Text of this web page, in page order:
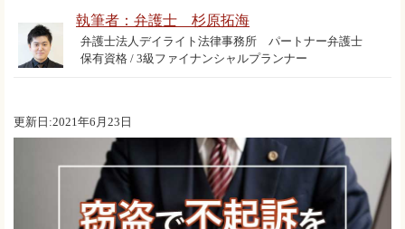
執筆者：弁護士 杉原拓海
弁護士法人デイライト法律事務所 パートナー弁護士
保有資格 / 3級ファイナンシャルプランナー
更新日:2021年6月23日